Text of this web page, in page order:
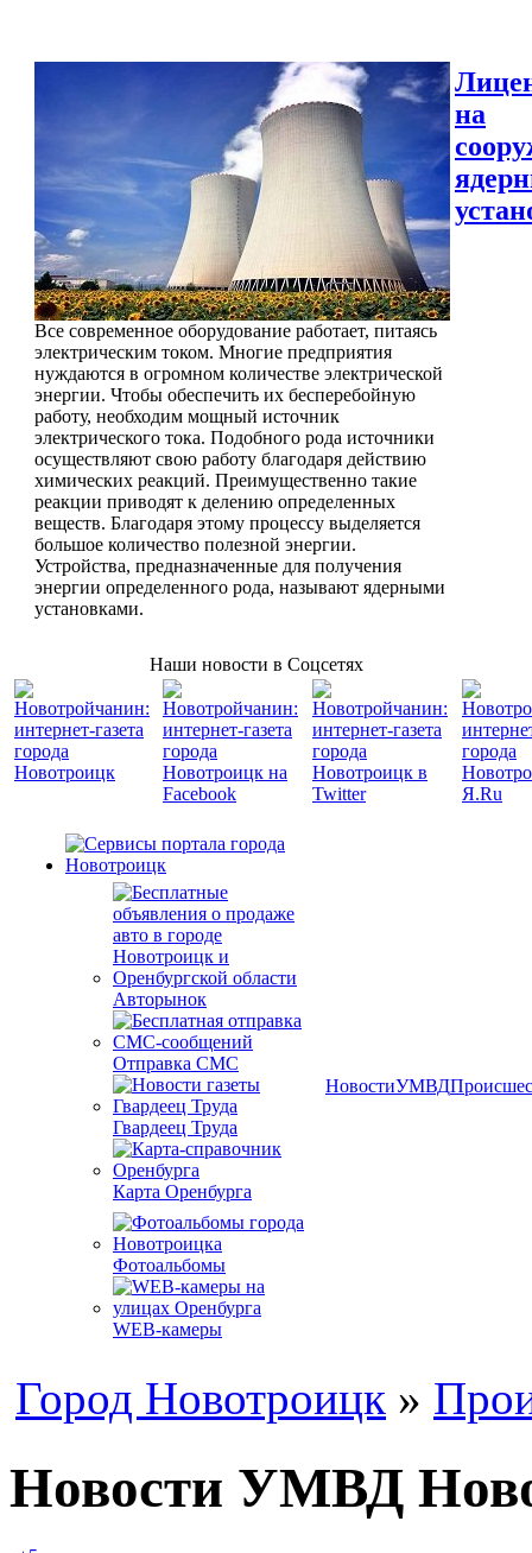
Все современное оборудование работает, питаясь
электрическим током. Многие предприятия
нуждаются в огромном количестве электрической
энергии. Чтобы обеспечить их бесперебойную
работу, необходим мощный источник
электрического тока. Подобного рода источники
осуществляют свою работу благодаря действию
химических реакций. Преимущественно такие
реакции приводят к делению определенных
веществ. Благодаря этому процессу выделяется
большое количество полезной энергии.
Устройства, предназначенные для получения
энергии определенного рода, называют ядерными
установками.
на
Наши новости в Соцсетях
Авторынок
Отправка СМС
Гвардеец Труда
Карта Оренбурга
Фотоальбомы
WEB-камеры
НовостиУМВД
Город Новотроицк »
Новости УМВД